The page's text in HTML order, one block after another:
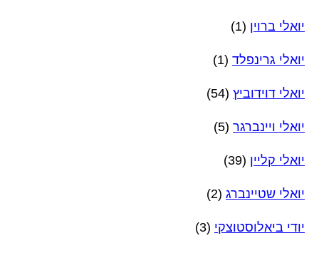
יואלי ברוין (1)
יואלי גרינפלד (1)
יואלי דוידוביץ (54)
יואלי ויינברגר (5)
יואלי קליין (39)
יואלי שטיינברג (2)
יודי ביאלוסטוצקי (3)